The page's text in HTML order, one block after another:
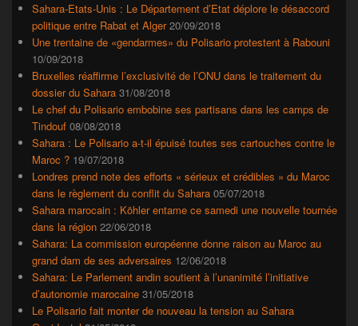
Sahara-Etats-Unis : Le Département d’Etat déplore le désaccord
politique entre Rabat et Alger 20/09/2018
Une trentaine de «gendarmes» du Polisario protestent à Rabouni
10/09/2018
Bruxelles réaffirme l’exclusivité de l’ONU dans le traitement du
dossier du Sahara 31/08/2018
Le chef du Polisario embobine ses partisans dans les camps de
Tindouf 08/08/2018
Sahara : Le Polisario a-t-il épuisé toutes ses cartouches contre le
Maroc ? 19/07/2018
Londres prend note des efforts « sérieux et crédibles » du Maroc
dans le règlement du conflit du Sahara 05/07/2018
Sahara marocain : Köhler entame ce samedi une nouvelle tournée
dans la région 22/06/2018
Sahara: La commission européenne donne raison au Maroc au
grand dam de ses adversaires 12/06/2018
Sahara: Le Parlement andin soutient à l’unanimité l’initiative
d’autonomie marocaine 31/05/2018
Le Polisario fait monter de nouveau la tension au Sahara